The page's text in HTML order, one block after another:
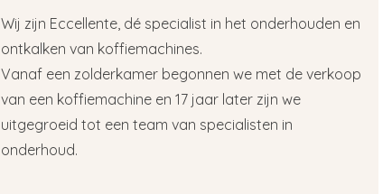
Wij zijn Eccellente, dé specialist in het onderhouden en
ontkalken van koffiemachines.
Vanaf een zolderkamer begonnen we met de verkoop
van een koffiemachine en 17 jaar later zijn we
uitgegroeid tot een team van specialisten in
onderhoud.